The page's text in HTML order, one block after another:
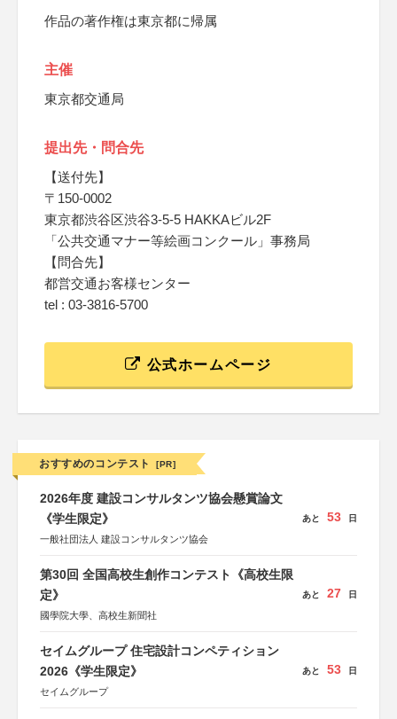
作品の著作権は東京都に帰属
主催
東京都交通局
提出先・問合先
【送付先】
〒150-0002
東京都渋谷区渋谷3-5-5 HAKKAビル2F
「公共交通マナー等絵画コンクール」事務局
【問合先】
都営交通お客様センター
tel : 03-3816-5700
公式ホームページ
おすすめのコンテスト [PR]
2026年度 建設コンサルタンツ協会懸賞論文
《学生限定》
一般社団法人 建設コンサルタンツ協会
あと 53 日
第30回 全国高校生創作コンテスト《高校生限
定》
國學院大學、高校生新聞社
あと 27 日
セイムグループ 住宅設計コンペティション
2026《学生限定》
セイムグループ
あと 53 日